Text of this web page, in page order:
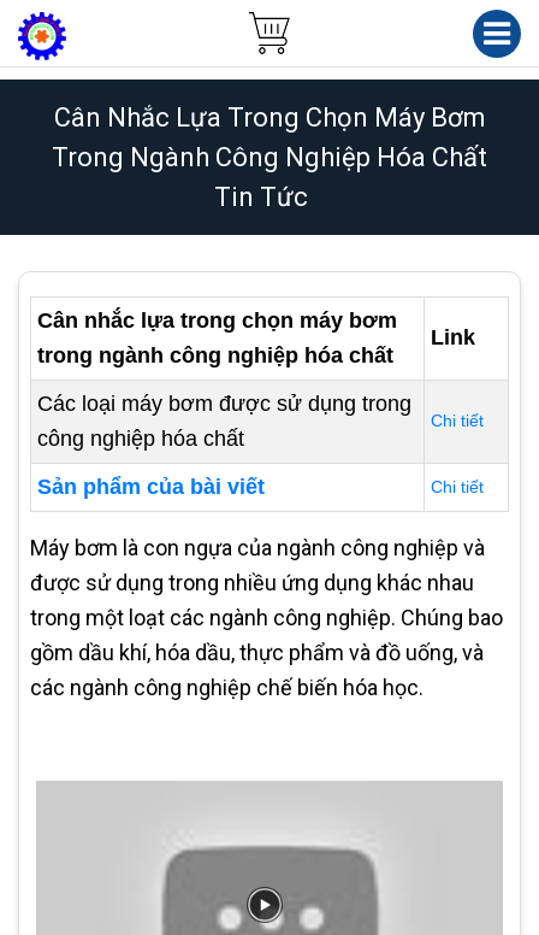
Cân Nhắc Lựa Trong Chọn Máy Bơm
Trong Ngành Công Nghiệp Hóa Chất
Tin Tức
Cân nhắc lựa trong chọn máy bơm
trong ngành công nghiệp hóa chất
Link
Các loại máy bơm được sử dụng trong
công nghiệp hóa chất
Chi tiết
Sản phẩm của bài viết Chi tiết
Máy bơm là con ngựa của ngành công nghiệp và
được sử dụng trong nhiều ứng dụng khác nhau
trong một loạt các ngành công nghiệp. Chúng bao
gồm dầu khí, hóa dầu, thực phẩm và đồ uống, và
các ngành công nghiệp chế biến hóa học.